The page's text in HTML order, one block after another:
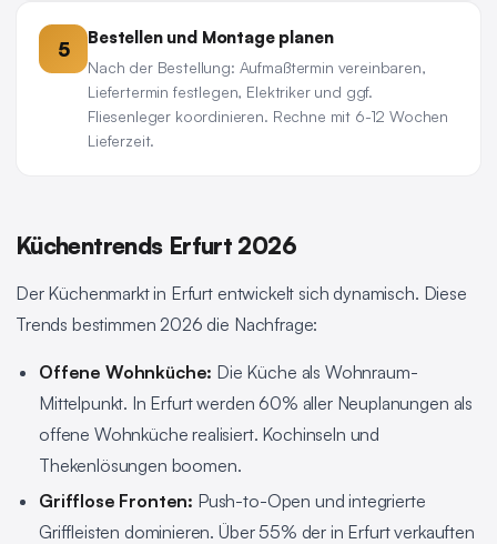
5 Bestellen und Montage planen
Nach der Bestellung: Aufmaßtermin vereinbaren,
Liefertermin festlegen, Elektriker und ggf.
Fliesenleger koordinieren. Rechne mit 6-12 Wochen
Lieferzeit.
Küchentrends Erfurt 2026
Der Küchenmarkt in Erfurt entwickelt sich dynamisch. Diese
Trends bestimmen 2026 die Nachfrage:
Offene Wohnküche: Die Küche als Wohnraum-
Mittelpunkt. In Erfurt werden 60% aller Neuplanungen als
offene Wohnküche realisiert. Kochinseln und
Thekenlösungen boomen.
Grifflose Fronten: Push-to-Open und integrierte
Griffleisten dominieren. Über 55% der in Erfurt verkauften